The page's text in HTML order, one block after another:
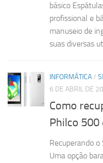
básico
profissional e
manuseio de
suas diversas
INFORMÁTICA/
6 DE ABRIL DE
Como
Philco 500
Recuperando
Uma opção